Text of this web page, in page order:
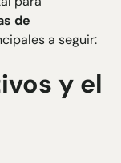
de
a seguir:
y el